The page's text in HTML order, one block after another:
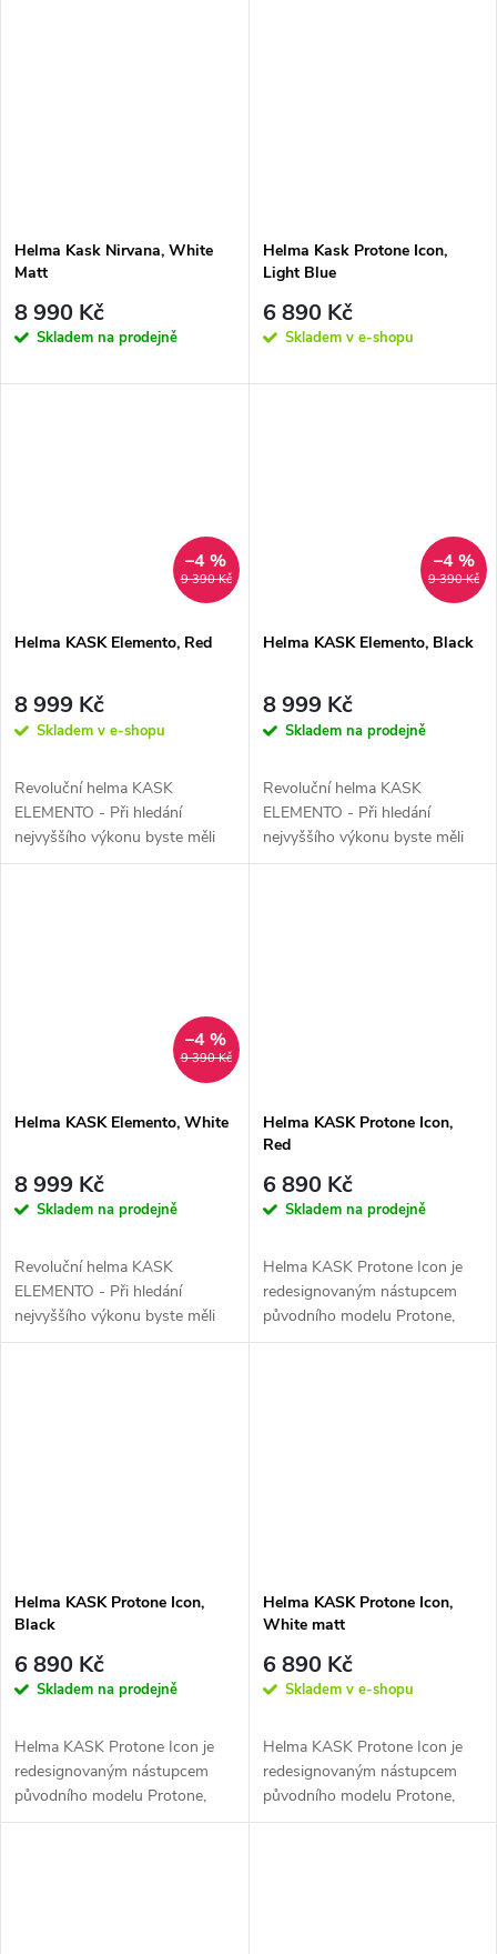
Helma Kask Nirvana, White
Matt
8 990 Kč
Skladem na prodejně
Helma Kask Protone Icon,
Light Blue
6 890 Kč
Skladem v e-shopu
9 390 Kč
–4 %
Helma KASK Elemento, Red
8 999 Kč
Skladem v e-shopu
Revoluční helma KASK
ELEMENTO - Při hledání
nejvyššího výkonu byste měli
od přilby očekávat více než
9 390 Kč
–4 %
Helma KASK Elemento, Black
8 999 Kč
Skladem na prodejně
Revoluční helma KASK
ELEMENTO - Při hledání
nejvyššího výkonu byste měli
od přilby očekávat více než
9 390 Kč
–4 %
Helma KASK Elemento, White
8 999 Kč
Skladem na prodejně
Revoluční helma KASK
ELEMENTO - Při hledání
nejvyššího výkonu byste měli
od přilby očekávat více než
Helma KASK Protone Icon,
Red
6 890 Kč
Skladem na prodejně
Helma KASK Protone Icon je
redesignovaným nástupcem
původního modelu Protone,
což byla helma, která je
Helma KASK Protone Icon,
Black
6 890 Kč
Skladem na prodejně
Helma KASK Protone Icon je
redesignovaným nástupcem
původního modelu Protone,
což byla helma, která je
Helma KASK Protone Icon,
White matt
6 890 Kč
Skladem v e-shopu
Helma KASK Protone Icon je
redesignovaným nástupcem
původního modelu Protone,
což byla helma, která je